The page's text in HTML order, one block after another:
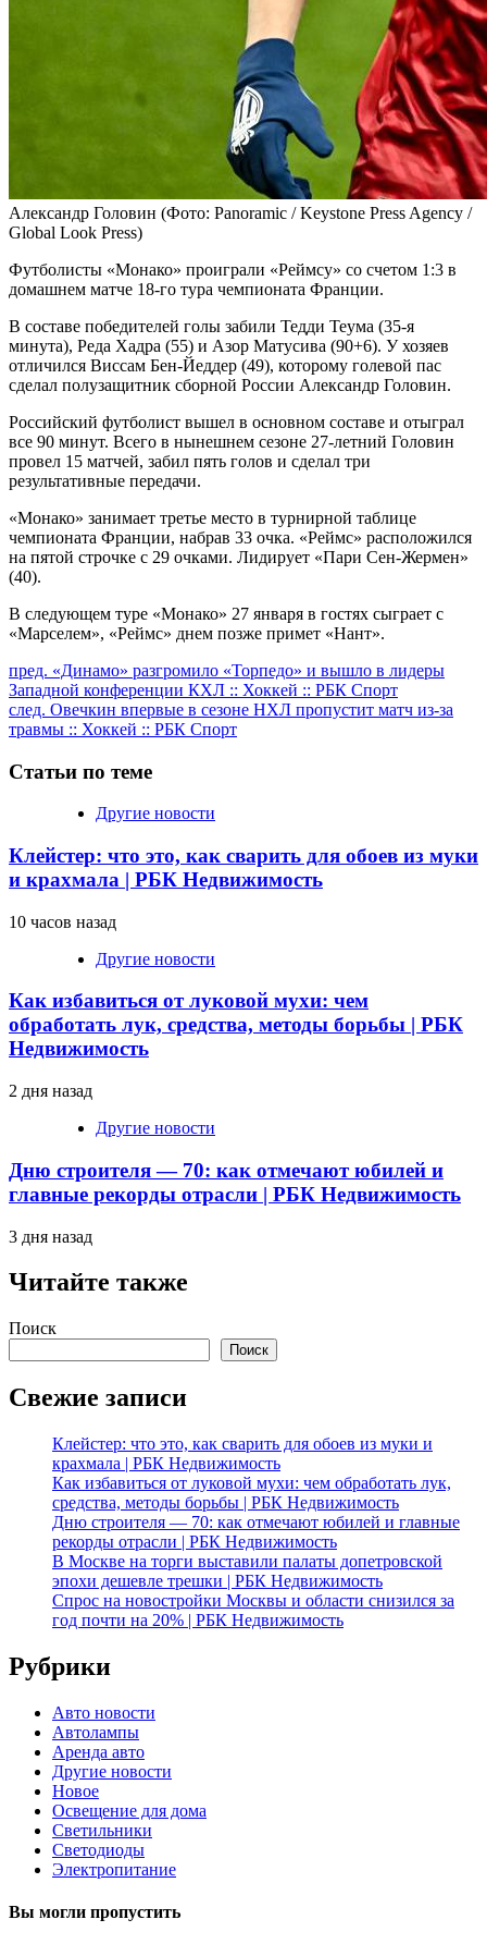
Александр Головин (Фото: Panoramic / Keystone Press Agency /
Global Look Press)
Футболисты «Монако» проиграли «Реймсу» со счетом 1:3 в
домашнем матче 18-го тура чемпионата Франции.
В составе победителей голы забили Тедди Теума (35-я
минута), Реда Хадра (55) и Азор Матусива (90+6). У хозяев
отличился Виссам Бен-Йеддер (49), которому голевой пас
сделал полузащитник сборной России Александр Головин.
Российский футболист вышел в основном составе и отыграл
все 90 минут. Всего в нынешнем сезоне 27-летний Головин
провел 15 матчей, забил пять голов и сделал три
результативные передачи.
«Монако» занимает третье место в турнирной таблице
чемпионата Франции, набрав 33 очка. «Реймс» расположился
на пятой строчке с 29 очками. Лидирует «Пари Сен-Жермен»
(40).
В следующем туре «Монако» 27 января в гостях сыграет с
«Марселем», «Реймс» днем позже примет «Нант».
Продолжить
чтение
пред. «Динамо» разгромило «Торпедо» и вышло в лидеры
Западной конференции КХЛ :: Хоккей :: РБК Спорт
след. Овечкин впервые в сезоне НХЛ пропустит матч из-за
травмы :: Хоккей :: РБК Спорт
Статьи по теме
Другие новости
Клейстер: что это, как сварить для обоев из муки
и крахмала | РБК Недвижимость
10 часов назад
Другие новости
Как избавиться от луковой мухи: чем
обработать лук, средства, методы борьбы | РБК
Недвижимость
2 дня назад
Другие новости
Дню строителя — 70: как отмечают юбилей и
главные рекорды отрасли | РБК Недвижимость
3 дня назад
Читайте также
Поиск
Поиск
Свежие записи
Клейстер: что это, как сварить для обоев из муки и
крахмала | РБК Недвижимость
Как избавиться от луковой мухи: чем обработать лук,
средства, методы борьбы | РБК Недвижимость
Дню строителя — 70: как отмечают юбилей и главные
рекорды отрасли | РБК Недвижимость
В Москве на торги выставили палаты допетровской
эпохи дешевле трешки | РБК Недвижимость
Спрос на новостройки Москвы и области снизился за
год почти на 20% | РБК Недвижимость
Рубрики
Авто новости
Автолампы
Аренда авто
Другие новости
Новое
Освещение для дома
Светильники
Светодиоды
Электропитание
Вы могли пропустить